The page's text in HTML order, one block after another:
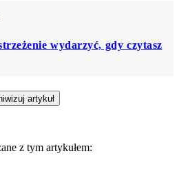
wydarzyć, gdy czytasz
artykuł
z tym artykułem: